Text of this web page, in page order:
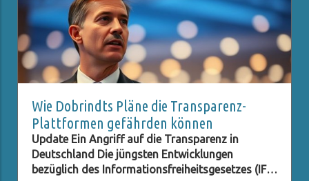
Wie Dobrindts Pläne die Transparenz-
Plattformen gefährden können
Update Ein Angriff auf die Transparenz in
Deutschland Die jüngsten Entwicklungen
bezüglich des Informationsfreiheitsgesetzes (IFG)